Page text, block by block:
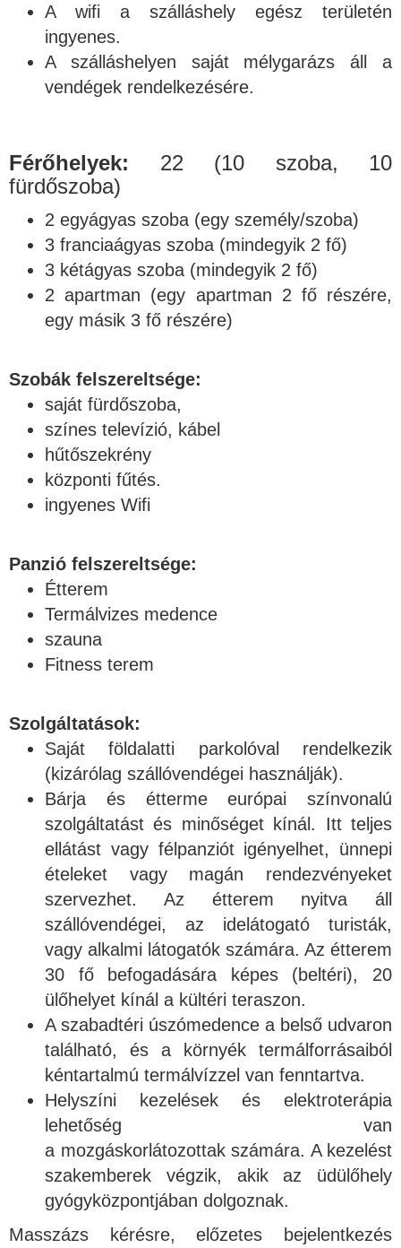
A wifi a szálláshely egész területén
ingyenes.
A szálláshelyen saját mélygarázs áll a
vendégek rendelkezésére.
Férőhelyek: 22 (10 szoba, 10
fürdőszoba)
2 egyágyas szoba (egy személy/szoba)
3 franciaágyas szoba (mindegyik 2 fő)
3 kétágyas szoba (mindegyik 2 fő)
2 apartman (egy apartman 2 fő részére,
egy másik 3 fő részére)
Szobák felszereltsége:
saját fürdőszoba,
színes televízió, kábel
hűtőszekrény
központi fűtés.
ingyenes Wifi
Panzió felszereltsége:
Étterem
Termálvizes medence
szauna
Fitness terem
Szolgáltatások:
Saját földalatti parkolóval rendelkezik
(kizárólag szállóvendégei használják).
Bárja és étterme európai színvonalú
szolgáltatást és minőséget kínál. Itt teljes
ellátást vagy félpanziót igényelhet, ünnepi
ételeket vagy magán rendezvényeket
szervezhet. Az étterem nyitva áll
szállóvendégei, az idelátogató turisták,
vagy alkalmi látogatók számára. Az étterem
30 fő befogadására képes (beltéri), 20
ülőhelyet kínál a kültéri teraszon.
A szabadtéri úszómedence a belső udvaron
található, és a környék termálforrásaiból
kéntartalmú termálvízzel van fenntartva.
Helyszíni kezelések és elektroterápia
lehetőség van
a mozgáskorlátozottak számára. A kezelést
szakemberek végzik, akik az üdülőhely
gyógyközpontjában dolgoznak.
Masszázs kérésre, előzetes bejelentkezés